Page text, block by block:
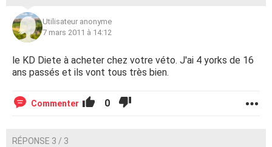
Utilisateur anonyme
7 mars 2011 à 14:12
le KD Diete à acheter chez votre véto. J'ai 4 yorks de 16
ans passés et ils vont tous très bien.
Commenter 0
RÉPONSE 3 / 3